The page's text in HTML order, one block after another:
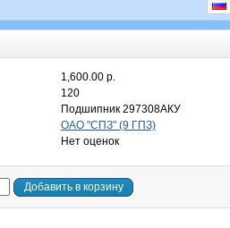
1,600.00 р.
120
Подшипник 297308АКУ
ОАО "СПЗ" (9 ГПЗ)
Нет оценок
Добавить в корзину